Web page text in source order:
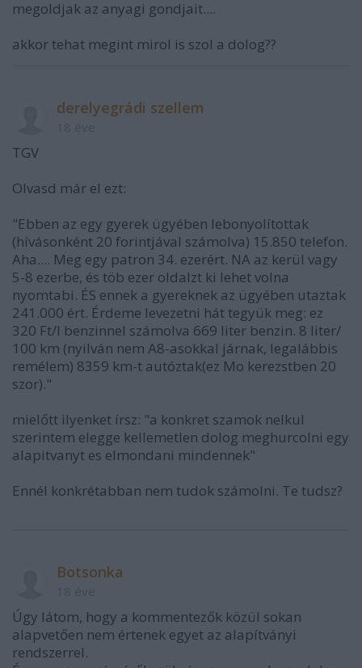
megoldjak az anyagi gondjait....
akkor tehat megint mirol is szol a dolog??
derelyegrádi szellem
TGV
Olvasd már el ezt:
"Ebben az egy gyerek ügyében lebonyolítottak
(hívásonként 20 forintjával számolva) 15.850 telefon.
Aha.... Meg egy patron 34. ezerért. NA az kerül vagy
5-8 ezerbe, és töb ezer oldalzt ki lehet volna
nyomtabi. ÉS ennek a gyereknek az ügyében utaztak
241.000 ért. Érdeme levezetni hát tegyük meg: ez
320 Ft/l benzinnel számolva 669 liter benzin. 8 liter/
100 km (nyilván nem A8-asokkal járnak, legalábbis
remélem) 8359 km-t autóztak(ez Mo kerezstben 20
szor)."
mielőtt ilyenket írsz: "a konkret szamok nelkul
szerintem elegge kellemetlen dolog meghurcolni egy
alapitvanyt es elmondani mindennek"
Ennél konkrétabban nem tudok számolni. Te tudsz?
Botsonka
Úgy látom, hogy a kommentezők közül sokan
alapvetően nem értenek egyet az alapítványi
rendszerrel.